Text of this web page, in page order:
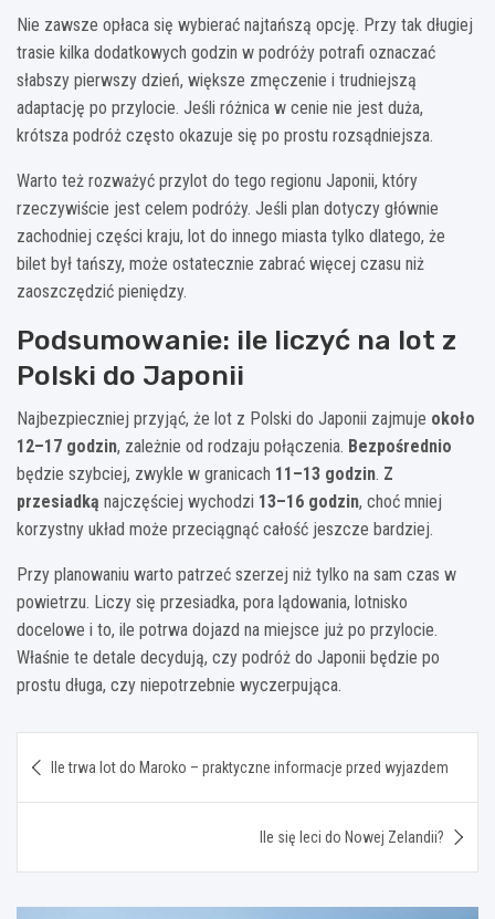
Nie zawsze opłaca się wybierać najtańszą opcję. Przy tak długiej
trasie kilka dodatkowych godzin w podróży potrafi oznaczać
słabszy pierwszy dzień, większe zmęczenie i trudniejszą
adaptację po przylocie. Jeśli różnica w cenie nie jest duża,
krótsza podróż często okazuje się po prostu rozsądniejsza.
Warto też rozważyć przylot do tego regionu Japonii, który
rzeczywiście jest celem podróży. Jeśli plan dotyczy głównie
zachodniej części kraju, lot do innego miasta tylko dlatego, że
bilet był tańszy, może ostatecznie zabrać więcej czasu niż
zaoszczędzić pieniędzy.
Podsumowanie: ile liczyć na lot z
Polski do Japonii
Najbezpieczniej przyjąć, że lot z Polski do Japonii zajmuje około
12–17 godzin, zależnie od rodzaju połączenia. Bezpośrednio
będzie szybciej, zwykle w granicach 11–13 godzin. Z
przesiadką najczęściej wychodzi 13–16 godzin, choć mniej
korzystny układ może przeciągnąć całość jeszcze bardziej.
Przy planowaniu warto patrzeć szerzej niż tylko na sam czas w
powietrzu. Liczy się przesiadka, pora lądowania, lotnisko
docelowe i to, ile potrwa dojazd na miejsce już po przylocie.
Właśnie te detale decydują, czy podróż do Japonii będzie po
prostu długa, czy niepotrzebnie wyczerpująca.
wpisu
Ile trwa lot do Maroko – praktyczne informacje przed wyjazdem
Ile się leci do Nowej Zelandii?